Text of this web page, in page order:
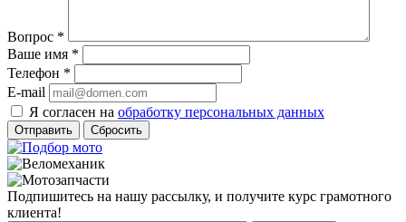
Вопрос *
Ваше имя *
Телефон *
E-mail
Я согласен на обработку персональных данных
Сбросить
Подпишитесь на нашу рассылку, и получите курс грамотного
клиента!